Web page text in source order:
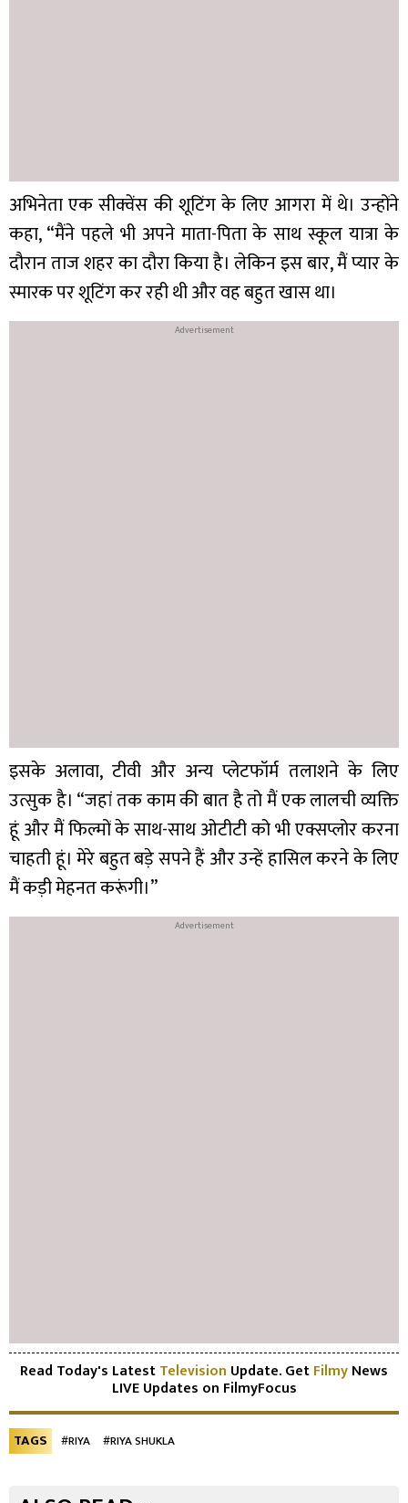
अभिनेता एक सीक्वेंस की शूटिंग के लिए आगरा में थे। उन्होंने
कहा, “मैंने पहले भी अपने माता-पिता के साथ स्कूल यात्रा के
दौरान ताज शहर का दौरा किया है। लेकिन इस बार, मैं प्यार के
स्मारक पर शूटिंग कर रही थी और वह बहुत खास था।
इसके अलावा, टीवी और अन्य प्लेटफॉर्म तलाशने के लिए
उत्सुक है। “जहां तक काम की बात है तो मैं एक लालची व्यक्ति
हूं और मैं फिल्मों के साथ-साथ ओटीटी को भी एक्सप्लोर करना
चाहती हूं। मेरे बहुत बड़े सपने हैं और उन्हें हासिल करने के लिए
मैं कड़ी मेहनत करूंगी।”
Read Today's LatestTelevision Update. GetFilmyNews
LIVE Updates on FilmyFocus
TAGS #RIYA #RIYA SHUKLA